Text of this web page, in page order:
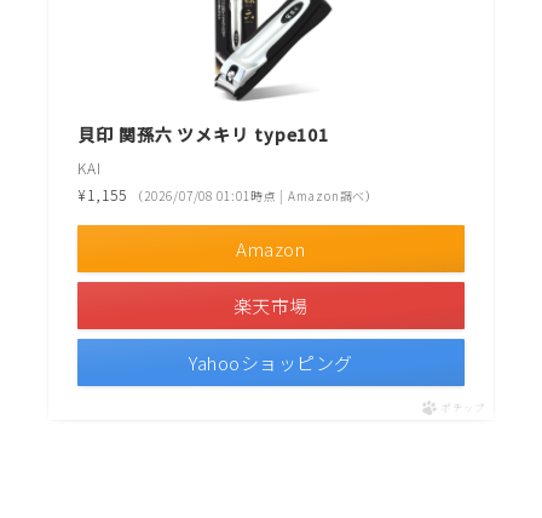
貝印 関孫六 ツメキリ type101
KAI
¥1,155
（2026/07/08 01:01時点 | Amazon調べ）
Amazon
楽天市場
Yahooショッピング
ポチップ